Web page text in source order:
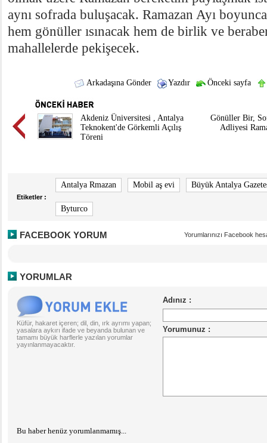
aynı sofrada buluşacak. Ramazan Ayı
hem gönüller ısınacak hem de birlik ve
mahallelerde pekişecek.
Arkadaşına Gönder Yazdır Önceki sayfa
Akdeniz Üniversitesi , Antalya
Teknokent'de Görkemli Açılış
Töreni
Gönüller Bir,
Adliyesi
Etiketler :
Antalya Rmazan Mobil aş evi Büyük Antalya
Byturco
FACEBOOK YORUM Yorumlarınızı Facebook
YORUMLAR
Küfür, hakaret içeren; dil, din, ırk ayrımı yapan;
yasalara aykırı ifade ve beyanda bulunan ve
tamamı büyük harflerle yazılan yorumlar
yayınlanmayacaktır.
Bu haber henüz yorumlanmamış...